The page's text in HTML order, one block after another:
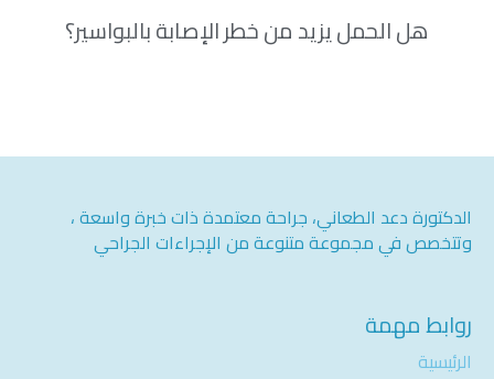
هل الحمل يزيد من خطر الإصابة بالبواسير؟
الدكتورة دعد الطعاني، جراحة معتمدة ذات خبرة واسعة ،
وتتخصص في مجموعة متنوعة من الإجراءات الجراحي
روابط مهمة
الرئيسية